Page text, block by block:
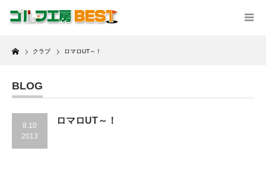
Home
クラブ ロマロUT～！
BLOG
8.10
2013
ロマロUT～！